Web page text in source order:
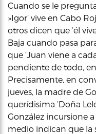
Cuando se le
»Igor’ vive en Cabo
otros dicen que ‘él
Baja cuando pasa
que ‘Juan viene a
pendiente de todo, en
Precisamente, en
jueves, la madre de
querídisima ‘Doña
González incursione
medio indican que la